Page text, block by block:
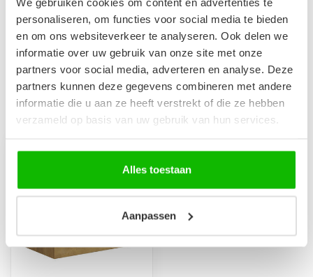
personaliseren, om functies voor social media te bieden
en om ons websiteverkeer te analyseren. Ook delen we
informatie over uw gebruik van onze site met onze
partners voor social media, adverteren en analyse. Deze
partners kunnen deze gegevens combineren met andere
informatie die u aan ze heeft verstrekt of die ze hebben
verzameld op basis van uw gebruik van hun services.
Alles toestaan
Aanpassen
Badkamerkast Angela 40 x
30 x 150 cm - eiken €269,00
Recent bekeken